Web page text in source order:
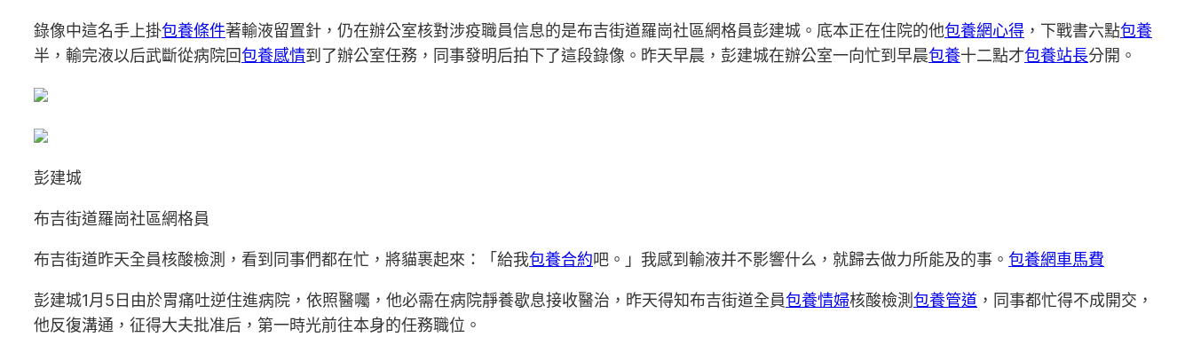
錄像中這名手上掛包養條件著輸液留置針，仍在辦公室核對涉疫職員信息的是布吉街道羅崗社區網格員彭建城。底本正在住院的他包養網心得 ，下戰書六點包養
半，輸完液以后武斷從病院回包養感情到了辦公室任務，同事發明后拍下了這段錄像。昨天早晨，彭建城在辦公室一向忙到早晨包養十二點才包養站長分開。
彭建城
布吉街道羅崗社區網格員
布吉街道昨天全員核酸檢測，看到同事們都在忙，將貓裹起來：「給我包養合約吧。」我感到輸液并不影響什么，就歸去做力所能及的事。 包養網車馬費
彭建城1月5日由於胃痛吐逆住進病院，依照醫囑，他必需在病院靜養歇息接收醫治，昨天得知布吉街道全員包養情婦核酸檢測包養管道 ，同事都忙得不成開交，
他反復溝通，征得大夫批准后，第一時光前往本身的任務職位。